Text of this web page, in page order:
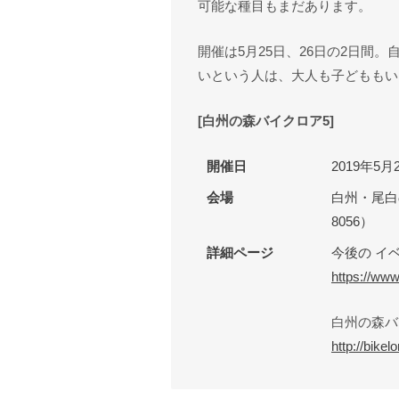
可能な種目もまだあります。
開催は5月25日、26日の2日間。
いという人は、大人も子どもも
[白州の森バイクロア5]
開催日 2019年5月
会場
白州・尾
8056）
詳細ページ
今後の イ
https://
白州の森
http://